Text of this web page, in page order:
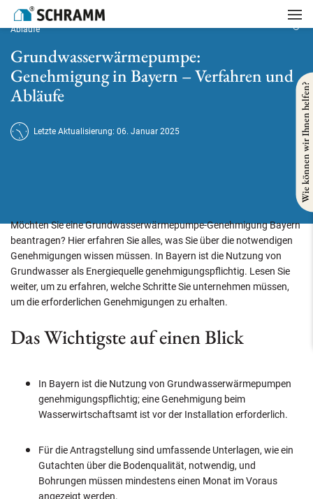
Startseite
Grundwasserwärmepumpe: Genehmigung in Bayern – Verfahren und
Abläufe
Grundwasserwärmepumpe:
Genehmigung in Bayern – Verfahren und
Abläufe
Letzte Aktualisierung: 06. Januar 2025
Möchten Sie eine Grundwasserwärmepumpe-Genehmigung Bayern
beantragen? Hier erfahren Sie alles, was Sie über die notwendigen
Genehmigungen wissen müssen. In Bayern ist die Nutzung von
Grundwasser als Energiequelle genehmigungspflichtig. Lesen Sie
weiter, um zu erfahren, welche Schritte Sie unternehmen müssen,
um die erforderlichen Genehmigungen zu erhalten.
Das Wichtigste auf einen Blick
In Bayern ist die Nutzung von Grundwasserwärmepumpen
genehmigungspflichtig; eine Genehmigung beim
Wasserwirtschaftsamt ist vor der Installation erforderlich.
Für die Antragstellung sind umfassende Unterlagen, wie ein
Gutachten über die Bodenqualität, notwendig, und
Bohrungen müssen mindestens einen Monat im Voraus
angezeigt werden.
Wie können wir Ihnen helfen?